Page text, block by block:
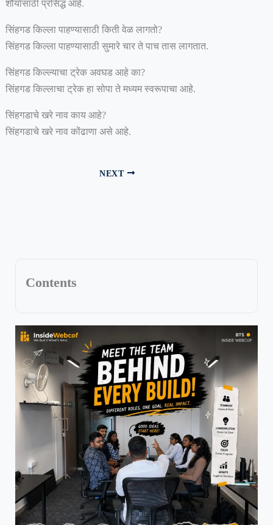
शौर्यासाठी प्रसिद्ध आहे.
सिंहगड किल्ला पाहण्यासाठी किती वेळ लागतो?
सिंहगड किल्ला पाहण्यासाठी सुमारे चार ते पाच तास लागतात.
सिंहगड किल्ल्याचा ट्रेक अवघड आहे का?
सिंहगड किल्लाचा ट्रेक हा सोपा ते मध्यम स्वरूपाचा आहे.
सिंहगडाचे खरे नाव काय आहे?
सिंहगडाचे खरे नाव कोंढाणा असे आहे.
NEXT
Contents